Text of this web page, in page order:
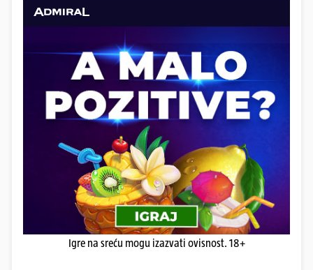
Igre na sreću mogu izazvati ovisnost. 18+